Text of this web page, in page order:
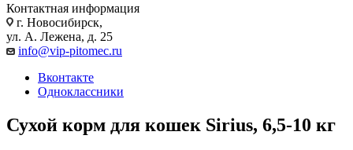
Контактная информация
г. Новосибирск,
ул. А. Лежена, д. 25
info@vip-pitomec.ru
Вконтакте
Одноклассники
Сухой корм для кошек Sirius, 6,5-10 кг